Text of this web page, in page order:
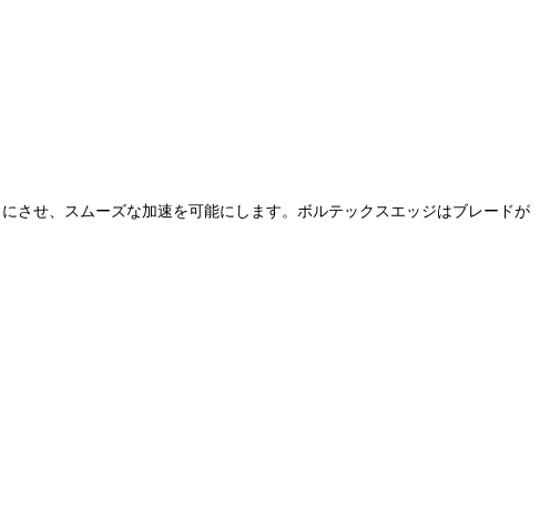
させ、スムーズな加速を可能にします。ボルテックスエッジはブレードが